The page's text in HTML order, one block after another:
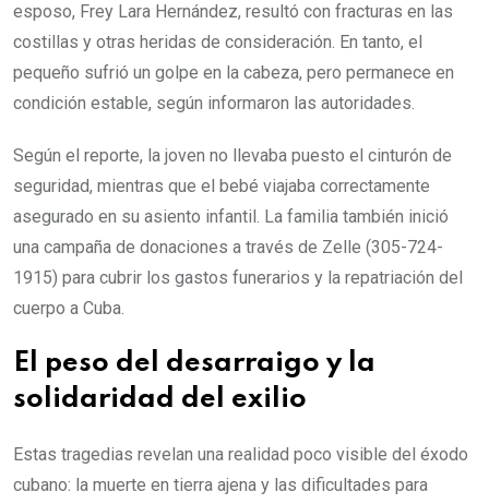
esposo, Frey Lara Hernández, resultó con fracturas en las
costillas y otras heridas de consideración. En tanto, el
pequeño sufrió un golpe en la cabeza, pero permanece en
condición estable, según informaron las autoridades.
Según el reporte, la joven no llevaba puesto el cinturón de
seguridad, mientras que el bebé viajaba correctamente
asegurado en su asiento infantil. La familia también inició
una campaña de donaciones a través de Zelle (305-724-
1915) para cubrir los gastos funerarios y la repatriación del
cuerpo a Cuba.
El peso del desarraigo y la
solidaridad del exilio
Estas tragedias revelan una realidad poco visible del éxodo
cubano: la muerte en tierra ajena y las dificultades para